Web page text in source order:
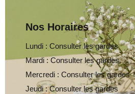
Nos Horaires
Lundi : Consulter les gardes
Mardi : Consulter les gardes
Mercredi : Consulter les gardes
Jeudi : Consulter les gardes